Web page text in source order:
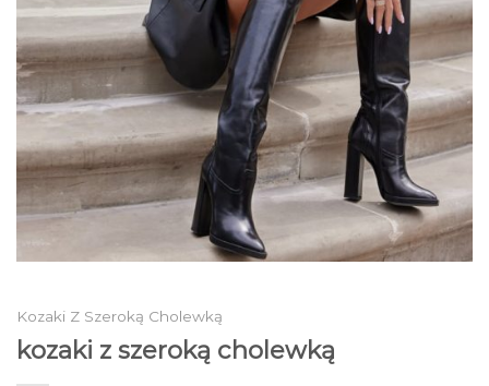
Kozaki Z Szeroką Cholewką
kozaki z szeroką cholewką